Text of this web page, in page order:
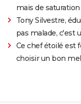
mais de saturation
Tony Silvestre,
pas malade, c'est
Ce chef étoilé est
choisir un bon